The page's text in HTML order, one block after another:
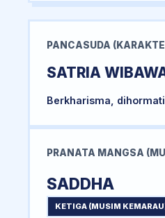
PANCASUDA
SATRIA
Berkharisma,
PRANATA MANGSA
SADDHA
KETIGA (MUSIM